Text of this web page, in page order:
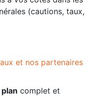
(cautions, taux,
et nos partenaires
complet et